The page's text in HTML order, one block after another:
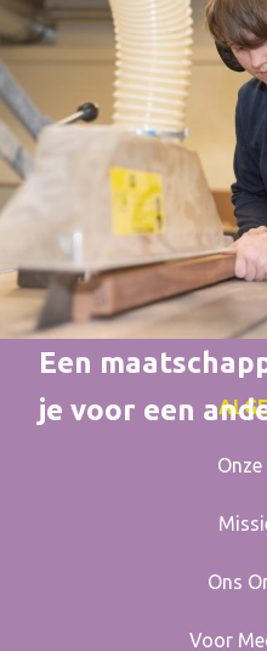
Een
je voor een
Ons
Voor